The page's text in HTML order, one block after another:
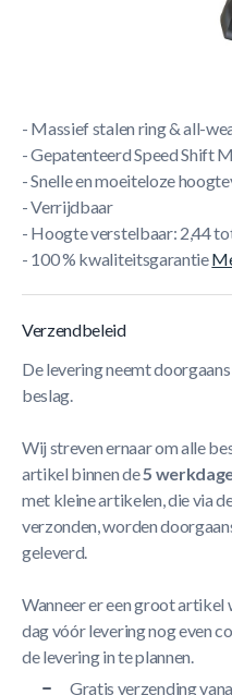
- Slam-it ringsysteem:
- Massief stalen ring & all-
- Gepatenteerd Speed Shift
- Snelle en moeiteloze
- Verrijdbaar
- Hoogte verstelbaar: 2,44
- 100 % kwaliteitsgarantie
Verzendbeleid
De levering neemt doorgaans
beslag.
Wij streven ernaar om alle
artikel binnen de5
met kleine artikelen, die via
verzonden, worden
geleverd.
Wanneer er een groot artikel
dag vóór levering nog even
de levering in te plannen.
Gratis verzending